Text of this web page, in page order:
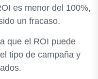
es menor del 100%,
un fracaso.
que el ROI puede
tipo de campaña y